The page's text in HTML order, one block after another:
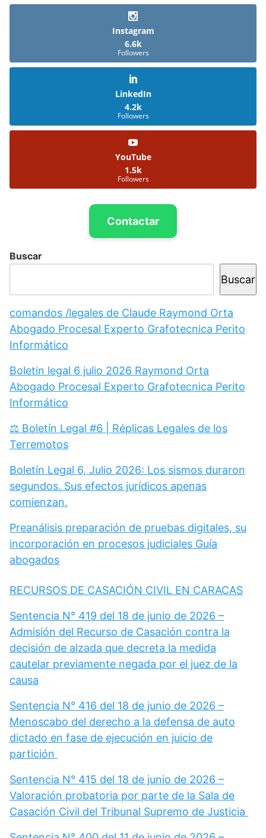
Instagram
6.6k
Followers
LinkedIn
4.2k
Followers
YouTube
1.5k
Followers
Contactar
Buscar
Buscar
comandos /legales de Claude Raymond Orta
Abogado Procesal Experto Grafotecnica Perito
Informático
Boletin legal 6 julio 2026 Raymond Orta
Abogado Procesal Experto Grafotecnica Perito
Informático
⚖️ Boletín Legal #6 | Réplicas Legales de los
Terremotos
Boletín Legal 6, Julio 2026: Los sismos duraron
segundos. Sus efectos jurídicos apenas
comienzan.
Preanálisis preparación de pruebas digitales, su
incorporación en procesos judiciales Guía
abogados
RECURSOS DE CASACIÓN CIVIL EN CARACAS
Sentencia N° 419 del 18 de junio de 2026 –
Admisión del Recurso de Casación contra la
decisión de alzada que decreta la medida
cautelar previamente negada por el juez de la
causa
Sentencia N° 416 del 18 de junio de 2026 –
Menoscabo del derecho a la defensa de auto
dictado en fase de ejecución en juicio de
partición
Sentencia N° 415 del 18 de junio de 2026 –
Valoración probatoria por parte de la Sala de
Casación Civil del Tribunal Supremo de Justicia